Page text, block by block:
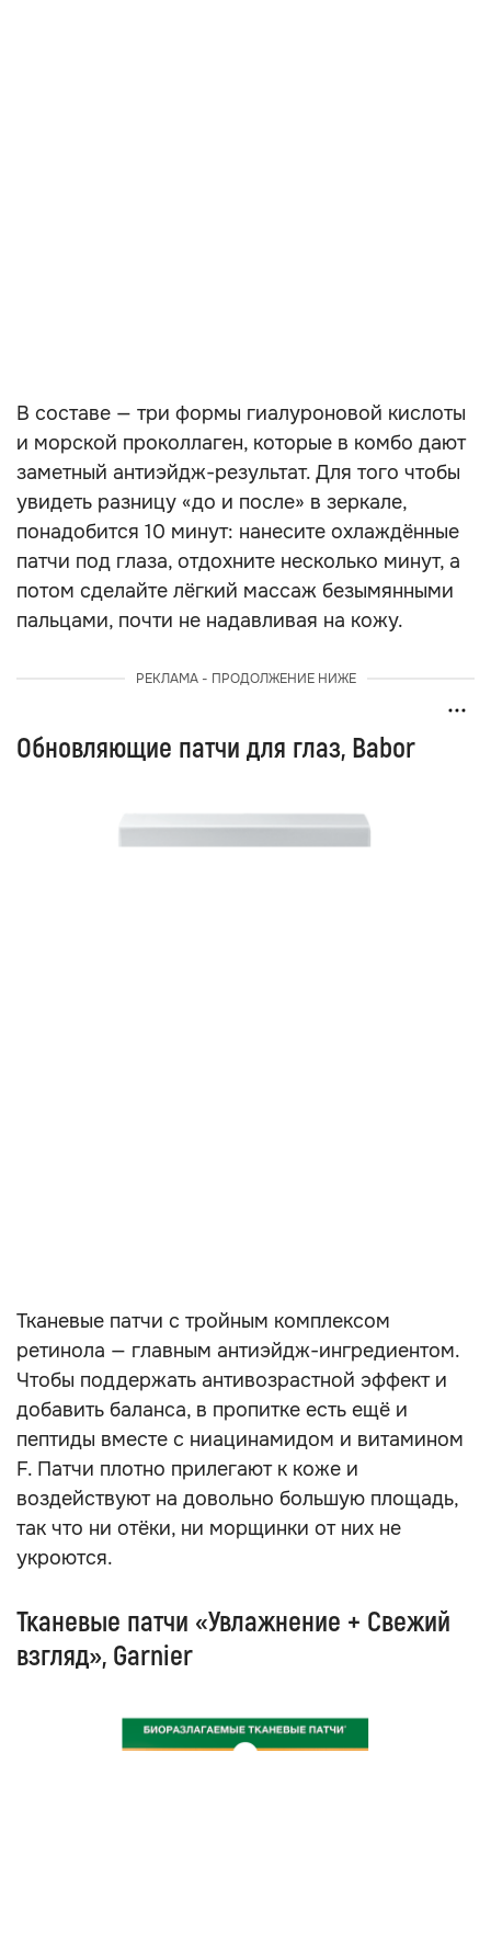
В составе — три формы гиалуроновой кислоты
и морской проколлаген, которые в комбо дают
заметный антиэйдж-результат. Для того чтобы
увидеть разницу «до и после» в зеркале,
понадобится 10 минут: нанесите охлаждённые
патчи под глаза, отдохните несколько минут, а
потом сделайте лёгкий массаж безымянными
пальцами, почти не надавливая на кожу.
РЕКЛАМА - ПРОДОЛЖЕНИЕ НИЖЕ
Обновляющие патчи для глаз, Babor
Тканевые патчи с тройным комплексом
ретинола — главным антиэйдж-ингредиентом.
Чтобы поддержать антивозрастной эффект и
добавить баланса, в пропитке есть ещё и
пептиды вместе с ниацинамидом и витамином
F. Патчи плотно прилегают к коже и
воздействуют на довольно большую площадь,
так что ни отёки, ни морщинки от них не
укроются.
Тканевые патчи «Увлажнение + Свежий
взгляд», Garnier